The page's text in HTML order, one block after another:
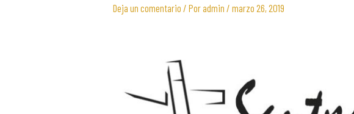
Deja un comentario / Poradmin / marzo 26, 2019